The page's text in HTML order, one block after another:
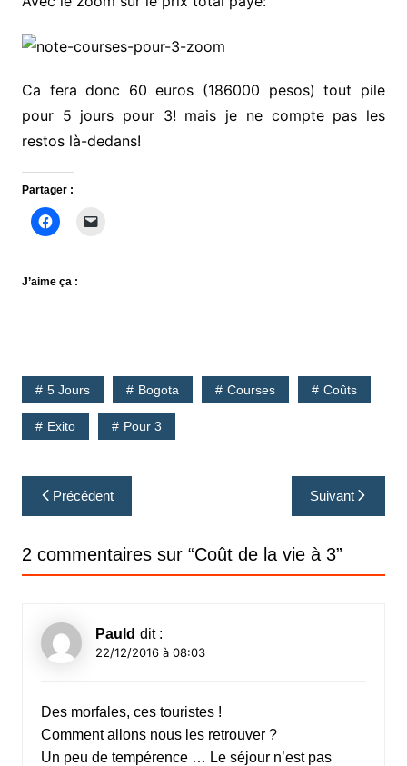
Ca fera donc 60 euros (186000 pesos) tout pile
pour 5 jours pour 3! mais je ne compte pas les
restos là-dedans!
Partager :
J’aime ça :
5 Jours Bogota Courses Coûts
Exito Pour 3
Navigation
de
l’article
Précédent Suivant
2 commentaires sur “Coût de la vie à 3”
Pauld dit :
22/12/2016 à 08:03
Des morfales, ces touristes !
Comment allons nous les retrouver ?
Un peu de tempérence … Le séjour n’est pas